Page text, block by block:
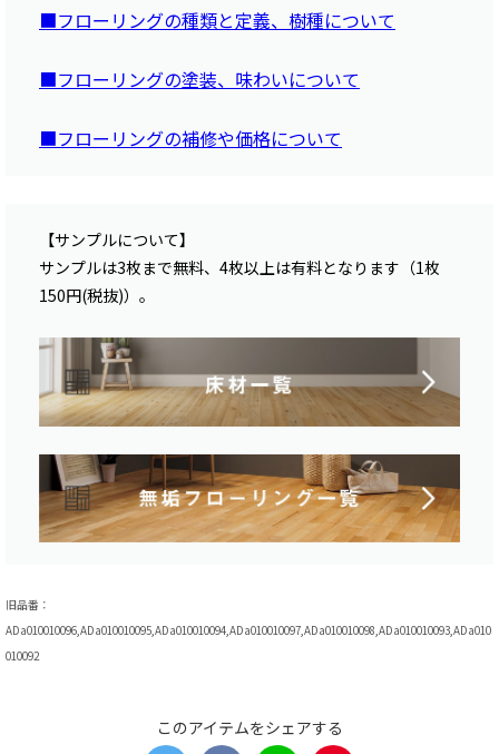
■フローリングの種類と定義、樹種について
■フローリングの塗装、味わいについて
■フローリングの補修や価格について
【サンプルについて】
サンプルは3枚まで無料、4枚以上は有料となります（1枚
150円(税抜)）。
旧品番：
ADa010010096,ADa010010095,ADa010010094,ADa010010097,ADa010010098,ADa010010093,ADa010
010092
このアイテムをシェアする